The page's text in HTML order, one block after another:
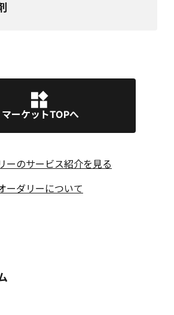
マーケットTOPへ
ーのサービス紹介を見る
ーダリーについて